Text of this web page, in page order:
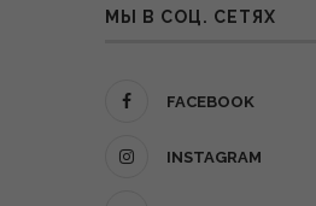
МЫ В СОЦ. СЕТЯХ
FACEBOOK
INSTAGRAM